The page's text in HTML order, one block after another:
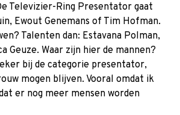
Televizier-Ring Presentator gaat
Ewout Genemans of Tim Hofman.
Talenten dan: Estavana Polman,
Geuze. Waar zijn hier de mannen?
bij de categorie presentator,
mogen blijven. Vooral omdat ik
er nog meer mensen worden